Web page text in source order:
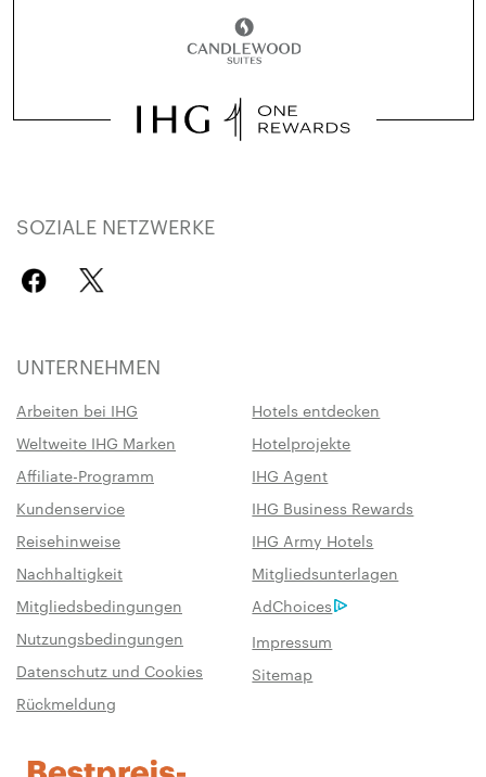
SOZIALE NETZWERKE
UNTERNEHMEN
Arbeiten bei IHG
Hotels entdecken
Weltweite IHG Marken
Hotelprojekte
Affiliate-Programm
IHG Agent
Kundenservice
IHG Business Rewards
Reisehinweise
IHG Army Hotels
Nachhaltigkeit
Mitgliedsunterlagen
Mitgliedsbedingungen
AdChoices
Nutzungsbedingungen
Impressum
Datenschutz und Cookies
Sitemap
Rückmeldung